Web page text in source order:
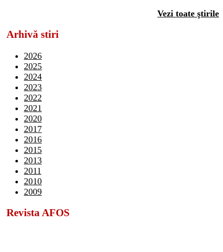
Vezi toate ştirile
Arhivă stiri
2026
2025
2024
2023
2022
2021
2020
2017
2016
2015
2013
2011
2010
2009
Revista AFOS